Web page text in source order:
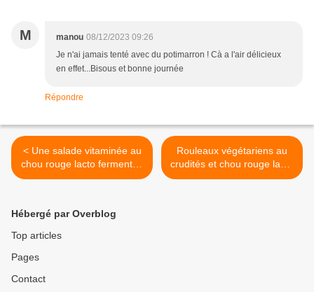
M manou 08/12/2023 09:26
Je n'ai jamais tenté avec du potimarron ! Cà a l'air délicieux
en effet...Bisous et bonne journée
Répondre
< Une salade vitaminée au
chou rouge lacto fermenté ,
super bonne et pas chère
Rouleaux végétariens au
crudités et chou rouge lacto
fermenté, saveur thaïe >
Hébergé par Overblog
Top articles
Pages
Contact